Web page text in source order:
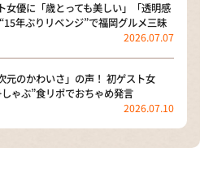
女優に「歳とっても美しい」「透明感
年ぶりリベンジ”で福岡グルメ三昧
2026.07.07
元のかわいさ」の声！ 初ゲスト女
ゃぶ”食リポでおちゃめ発言
2026.07.10